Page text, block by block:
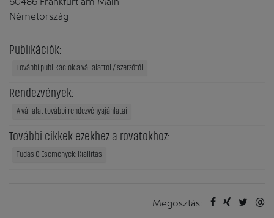
Németország
Publikációk:
További publikációk a vállalattól / szerzőtől
Rendezvények:
A vállalat további rendezvényajánlatai
További cikkek ezekhez a rovatokhoz:
Tudás & Események: Kiállítás
Megosztás: